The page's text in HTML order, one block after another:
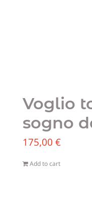
Voglio
sogno
175,00 €
Add to cart